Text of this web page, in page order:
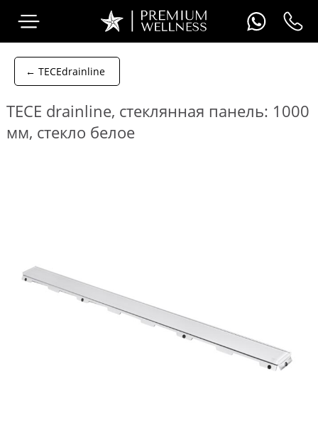
← TECEdrainline
TECE drainline, cтеклянная панель: 1000
мм, стекло белое